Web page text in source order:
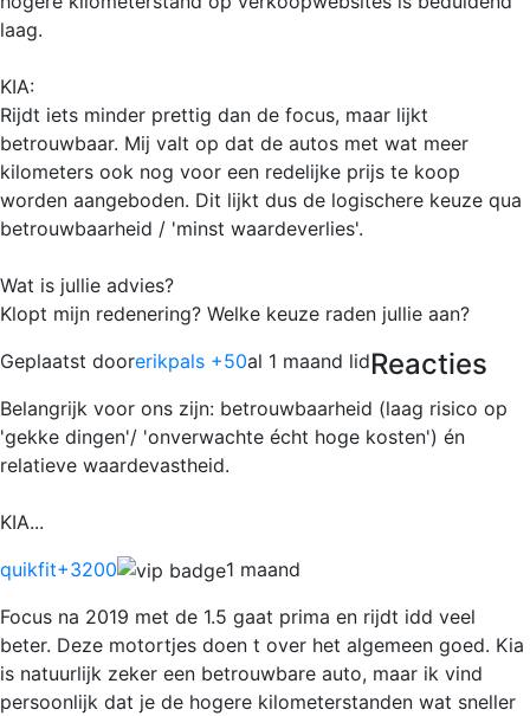
laag.
KIA:
Rijdt iets minder prettig dan de focus, maar lijkt
betrouwbaar. Mij valt op dat de autos met wat meer
kilometers ook nog voor een redelijke prijs te koop
worden aangeboden. Dit lijkt dus de logischere keuze qua
betrouwbaarheid / 'minst waardeverlies'.
Wat is jullie advies?
Klopt mijn redenering? Welke keuze raden jullie aan?
Geplaatst doorerikpals +50al 1 maand lidReacties
Belangrijk voor ons zijn: betrouwbaarheid (laag risico op
'gekke dingen'/ 'onverwachte écht hoge kosten') én
relatieve waardevastheid.
KIA...
quikfit+3200
1 maand
Focus na 2019 met de 1.5 gaat prima en rijdt idd veel
beter. Deze motortjes doen t over het algemeen goed. Kia
is natuurlijk zeker een betrouwbare auto, maar ik vind
persoonlijk dat je de hogere kilometerstanden wat sneller